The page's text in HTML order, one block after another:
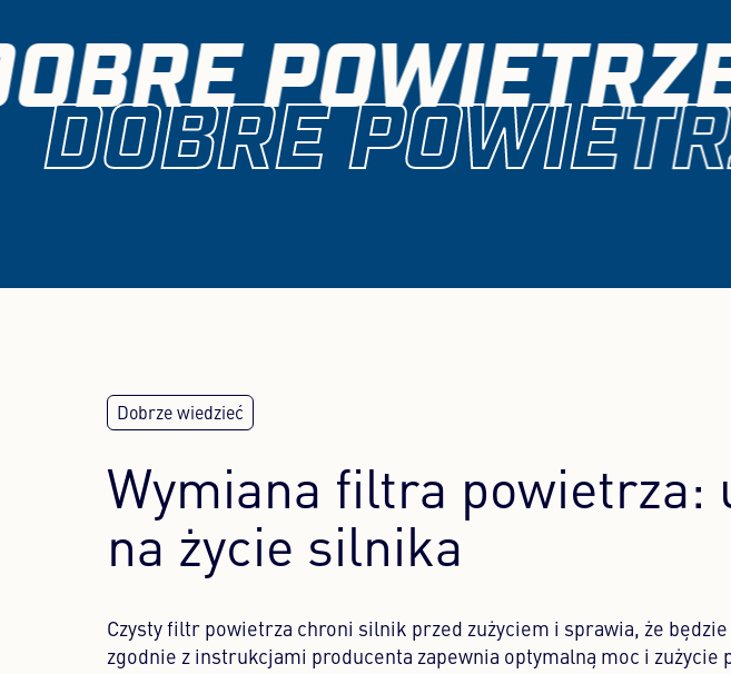
DOBRE
Wymiana filtra powietrza:
na życie silnika
Czysty filtr powietrza chroni silnik przed zużyciem i sprawia, że będzie
zgodnie z instrukcjami producenta zapewnia optymalną moc i zużycie